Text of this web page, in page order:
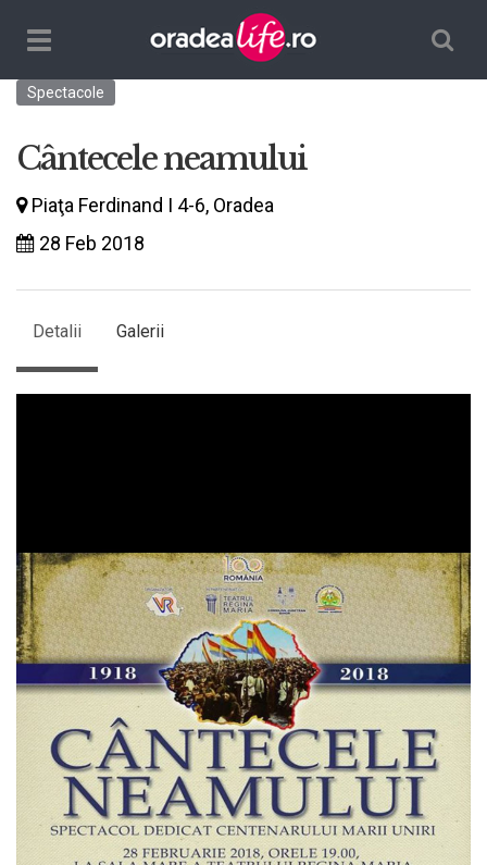
TPL_ORADEALIFE_TOGGLE_NAVIGATION
Spectacole
Cântecele neamului
Piaţa Ferdinand I 4-6, Oradea
28 Feb 2018
Detalii Galerii